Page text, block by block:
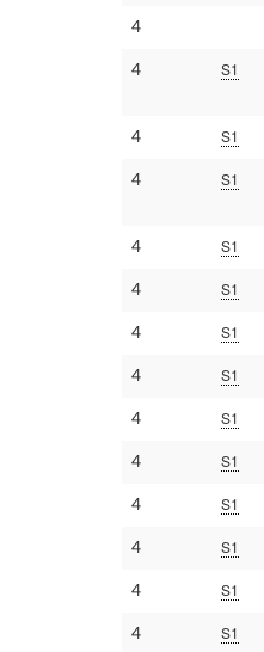
4
4 S1
4 S1
4 S1
4 S1
4 S1
4 S1
4 S1
4 S1
4 S1
4 S1
4 S1
4 S1
4 S1